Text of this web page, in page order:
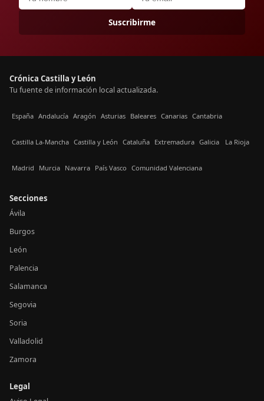
Suscribirme
Crónica Castilla y León
Tu fuente de información local actualizada.
España Andalucía Aragón Asturias Baleares Canarias Cantabria
Castilla La-Mancha Castilla y León Cataluña Extremadura Galicia La Rioja
Madrid Murcia Navarra País Vasco Comunidad Valenciana
Secciones
Ávila
Burgos
León
Palencia
Salamanca
Segovia
Soria
Valladolid
Zamora
Legal